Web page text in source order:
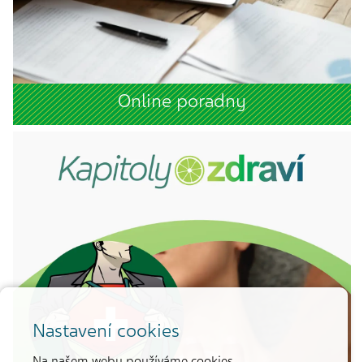
Online poradny
Nastavení cookies